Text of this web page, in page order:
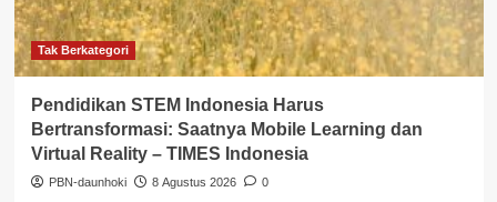
Tak Berkategori
Pendidikan STEM Indonesia Harus
Bertransformasi: Saatnya Mobile Learning dan
Virtual Reality – TIMES Indonesia
PBN-daunhoki 8 Agustus 2026 0